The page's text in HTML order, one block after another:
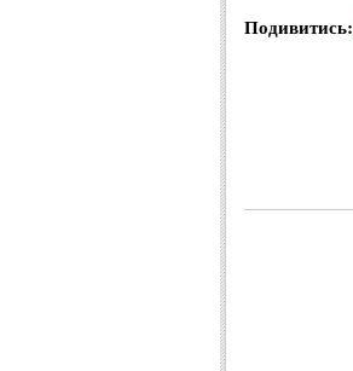
Подивитись: